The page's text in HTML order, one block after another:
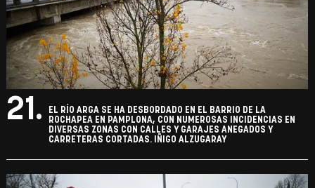
21.
EL RÍO ARGA SE HA DESBORDADO EN EL BARRIO DE LA
ROCHAPEA EN PAMPLONA, CON NUMEROSAS INCIDENCIAS EN
DIVERSAS ZONAS CON CALLES Y GARAJES ANEGADOS Y
CARRETERAS CORTADAS. IÑIGO ALZUGARAY